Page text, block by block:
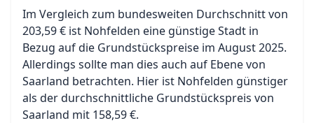
Im Vergleich zum bundesweiten Durchschnitt von
203,59 € ist Nohfelden eine günstige Stadt in
Bezug auf die Grundstückspreise im August 2025.
Allerdings sollte man dies auch auf Ebene von
Saarland betrachten. Hier ist Nohfelden günstiger
als der durchschnittliche Grundstückspreis von
Saarland mit 158,59 €.